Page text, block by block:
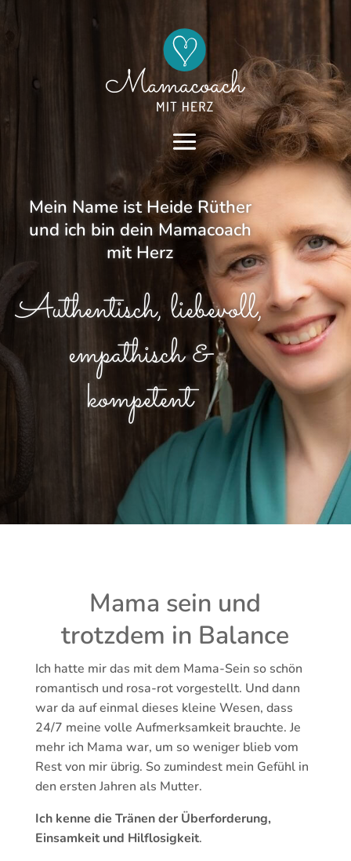
Mein Name ist Heide Rüther
und ich bin dein Mamacoach
mit Herz
Authentisch, liebevoll,
empathisch &
kompetent
Mama sein und
trotzdem in Balance
Ich hatte mir das mit dem Mama-Sein so schön
romantisch und rosa-rot vorgestellt. Und dann
war da auf einmal dieses kleine Wesen, dass
24/7 meine volle Aufmerksamkeit brauchte. Je
mehr ich Mama war, um so weniger blieb vom
Rest von mir übrig. So zumindest mein Gefühl in
den ersten Jahren als Mutter.
Ich kenne die Tränen der Überforderung,
Einsamkeit und Hilflosigkeit.